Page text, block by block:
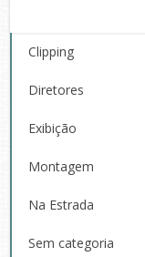
Clipping
Diretores
Exibição
Montagem
Na Estrada
Sem categoria